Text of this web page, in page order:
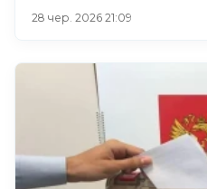
28 чер. 2026 21:09